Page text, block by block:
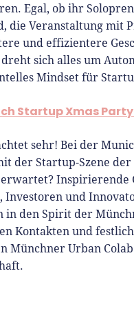
Egal, ob ihr
die Veranstaltung mit
und effizientere
sich alles um
Mindset für
Startup Xmas
sehr! Bei der
der Startup-Szene
erwartet? Inspirierende
Investoren und
in den Spirit der
Kontakten und
Münchner Urban